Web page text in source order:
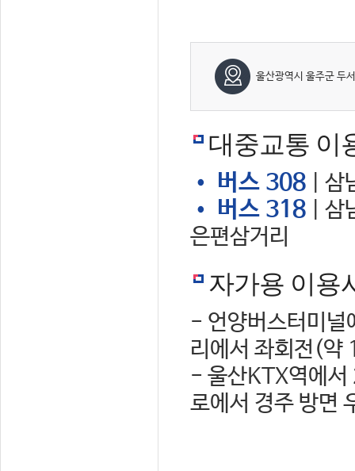
울산광역시 울주군 두
대중교통 이
• 버스 308 | 삼
• 버스 318 | 삼
은편삼거리
자가용 이용
- 언양버스터미널
리에서 좌회전(약
- 울산KTX역에서
로에서 경주 방면